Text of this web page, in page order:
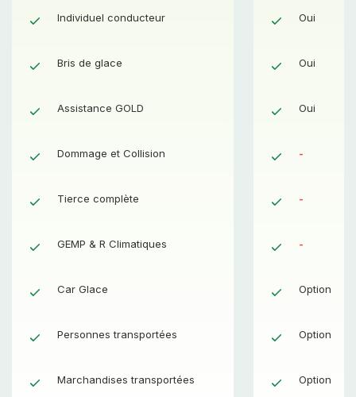
Individuel conducteur
Bris de glace
Assistance GOLD
Dommage et Collision
Tierce complète
GEMP & R Climatiques
Car Glace
Personnes transportées
Marchandises transportées
Oui
Oui
Oui
Oui
Oui
Oui
Option
Option
Option
Oui
Oui
Oui
-
-
-
Option
Option
Option